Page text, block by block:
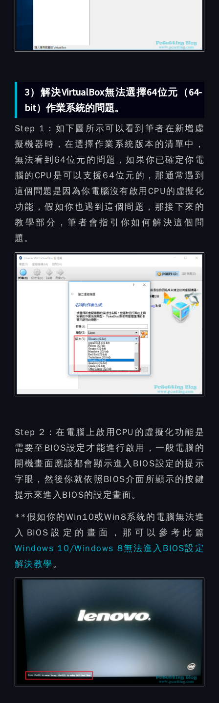
3）解決VirtualBox無法選擇64位元（64-
bit）作業系統的問題。
Step 1： 如下圖所示可以看到筆者在新增虛
擬機器時，在選擇作業系統版本的清單中，
無法看到64位元的問題，如果你已確定你電
腦的CPU是可以支援64位元的，那通常遇到
這個問題是因為你電腦沒有啟用CPU的虛擬化
功能，假如你也遇到這個問題，那接下來的
教學部分，筆者會指引你如何解決這個問
題。
Step 2：在電腦上啟用CPU的虛擬化功能是
需要至BIOS設定才能進行啟用，一般電腦的
開機畫面應該都會顯示進入BIOS設定的提示
字眼，然後你就依照BIOS介面所顯示的按鍵
提示來進入BIOS的設定畫面。
**假如你的Win10或Win8系統的電腦無法進
入BIOS設定的畫面，那可以參考此篇
Windows 10/Windows 8無法進入BIOS設定
解決教學。